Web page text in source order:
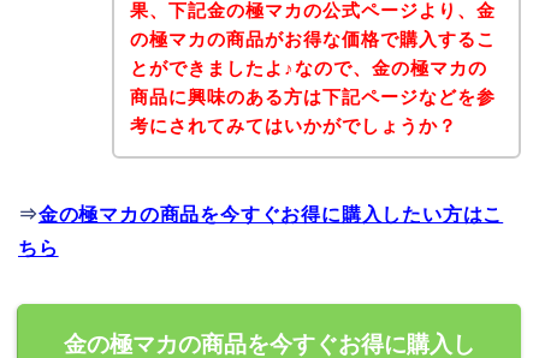
果、下記金の極マカの公式ページより、金
の極マカの商品がお得な価格で購入するこ
とができましたよ♪なので、金の極マカの
商品に興味のある方は下記ページなどを参
考にされてみてはいかがでしょうか？
⇒金の極マカの商品を今すぐお得に購入したい方はこ
ちら
金の極マカの商品を今すぐお得に購入し